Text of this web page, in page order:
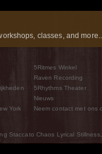
classes, and
York
5Ritmes Winkel
Raven Recording
5Rhythms Theater
Nieuws
Neem contact met ons
Staccato Chaos Lyrical